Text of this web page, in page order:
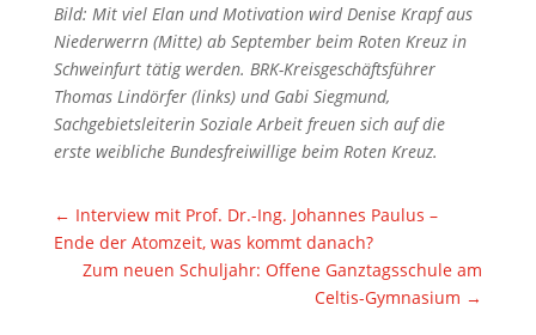
Bild: Mit viel Elan und Motivation wird Denise Krapf aus
Niederwerrn (Mitte) ab September beim Roten Kreuz in
Schweinfurt tätig werden. BRK-Kreisgeschäftsführer
Thomas Lindörfer (links) und Gabi Siegmund,
Sachgebietsleiterin Soziale Arbeit freuen sich auf die
erste weibliche Bundesfreiwillige beim Roten Kreuz.
← Interview mit Prof. Dr.-Ing. Johannes Paulus –
Ende der Atomzeit, was kommt danach?
Zum neuen Schuljahr: Offene Ganztagsschule am
Celtis-Gymnasium →